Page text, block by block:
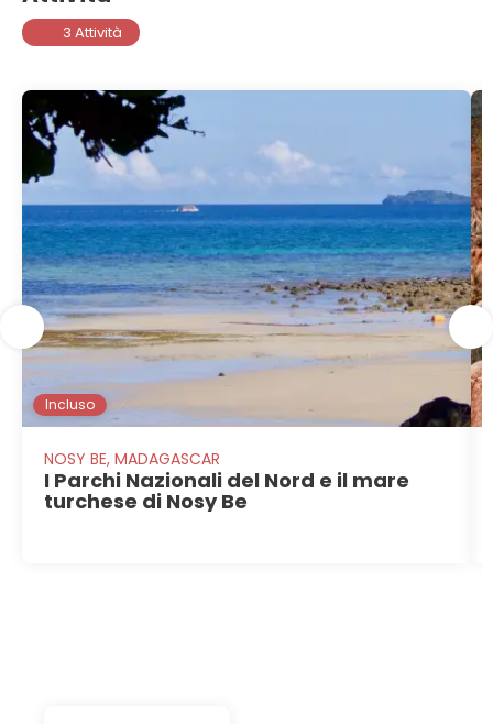
3 Attività
Incluso
NOSY BE, MADAGASCAR
I Parchi Nazionali del Nord e il mare
turchese di Nosy Be